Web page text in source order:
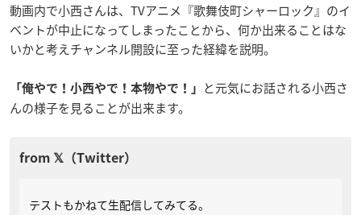
動画内で小西さんは、TVアニメ『歌舞伎町シャーロック』のイ
ベントが中止になってしまったことから、何か出来ることはな
いかと考えチャンネル開設に至った経緯を説明。
「俺やで！小西やで！本物やで！」
と元気にお話される小西さ
んの様子を見ることが出来ます。
テストもかねて生配信してみてる。